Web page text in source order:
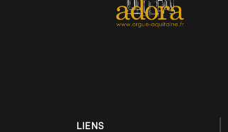
LIENS